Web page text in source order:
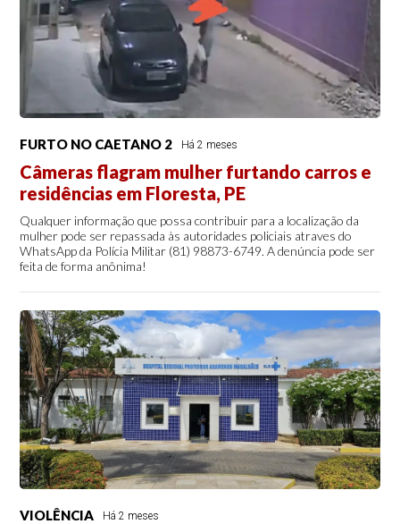
FURTO NO CAETANO 2 Há 2 meses
Câmeras flagram mulher furtando carros e
residências em Floresta, PE
Qualquer informação que possa contribuir para a localização da
mulher pode ser repassada às autoridades policiais atraves do
WhatsApp da Polícia Militar (81) 98873-6749. A denúncia pode ser
feita de forma anônima!
VIOLÊNCIA Há 2 meses